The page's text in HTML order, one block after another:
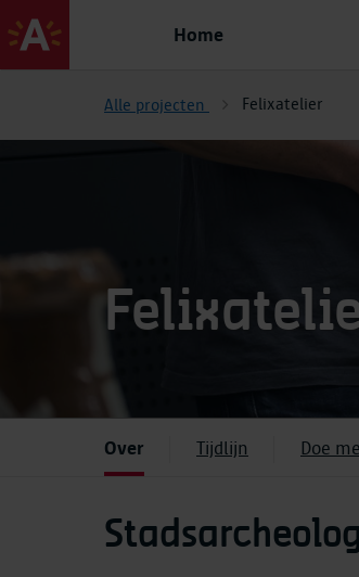
Home
Alle projecten Felixatelier
Over Tijdlijn Doe